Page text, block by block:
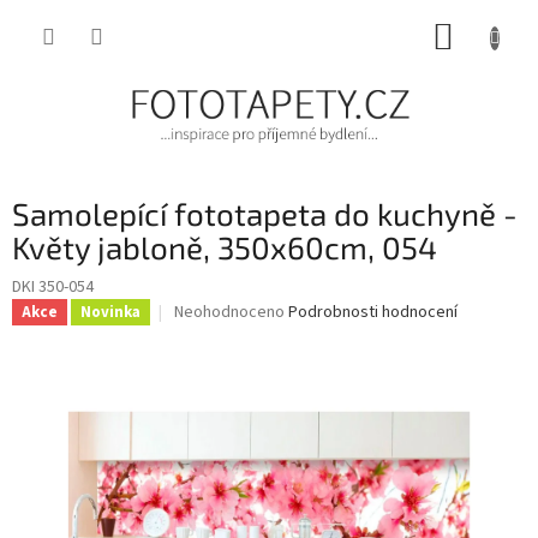
Samolepící fototapeta do kuchyně -
Květy jabloně, 350x60cm, 054
DKI 350-054
Akce Novinka
Průměrné
hvězdiček.
Neohodnoceno Podrobnosti hodnocení